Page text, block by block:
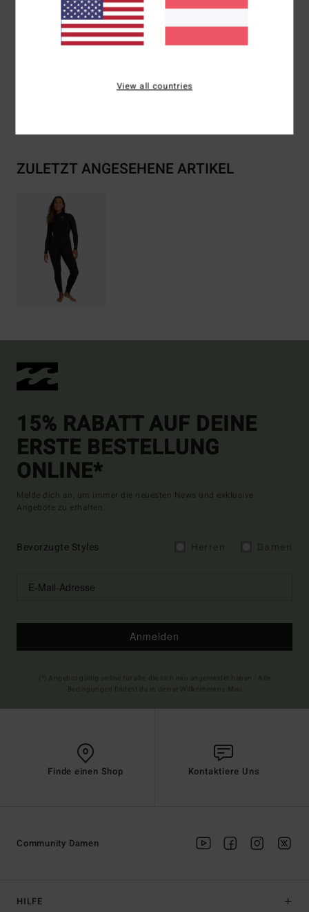
Kleber: Aqua Alpha auf Wasserbasis
Zusammensetzung[Hauptstoff] 87 % recycelter
ZULETZT ANGESEHENE ARTIKEL
15% RABATT AUF DEINE
ERSTE BESTELLUNG
ONLINE*
Melde dich an, um immer die neuesten News und exklusive
Angebote zu erhalten.
Bevorzugte Styles
Anmelden
Finde einen Shop Kontaktiere Uns
HILFE
Community Damen
View all countries